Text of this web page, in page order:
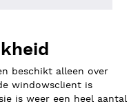
beschikt alleen over
windowsclient is
is weer een heel aantal